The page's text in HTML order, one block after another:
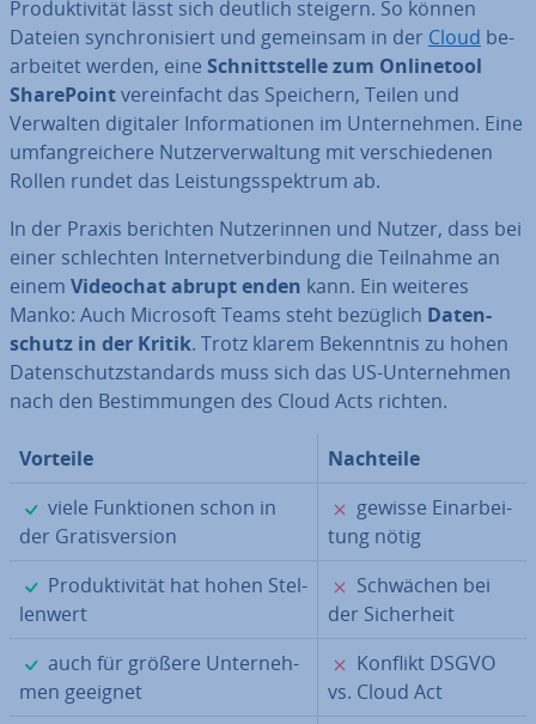
Pro­duk­ti­vi­tät lässt sich deutlich steigern. So können
Dateien syn­chro­ni­siert und gemeinsam in der Cloud be­
ar­bei­tet werden, eine Schnitt­stel­le zum On­line­tool
Share­Pointver­ein­facht das Speichern, Teilen und
Verwalten digitaler In­for­ma­tio­nen im Un­ter­neh­men. Eine
um­fang­rei­che­re Nut­zer­ver­wal­tung mit ver­schie­de­nen
Rollen rundet das Leis­tungs­spek­trum ab.
In der Praxis berichten Nut­ze­rin­nen und Nutzer, dass bei
einer schlech­ten In­ter­net­ver­bin­dung die Teilnahme an
einem Videochat abrupt enden kann. Ein weiteres
Manko: Auch Microsoft Teams steht bezüglich Da­ten­
schutz in der Kritik. Trotz klarem Be­kennt­nis zu hohen
Da­ten­schutz­stan­dards muss sich das US-Un­ter­neh­men
nach den Be­stim­mun­gen des Cloud Acts richten.
Vorteile
Nachteile
✓
viele Funk­tio­nen schon in
der Gra­tis­ver­si­on
✗
gewisse Ein­ar­bei­
tung nötig
✓
Pro­duk­ti­vi­tät hat hohen Stel­
len­wert
✗
Schwächen bei
der Si­cher­heit
✓
auch für größere Un­ter­neh­
men geeignet
✗
Konflikt DSGVO
vs. Cloud Act